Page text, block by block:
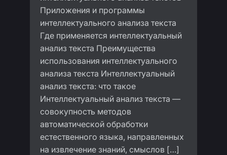
Приложения и программы
интеллектуального анализа текста
Где применяется интеллектуальный
анализ текста Преимущества
использования интеллектуального
анализа текста Интеллектуальный
анализ текста: что такое
Интеллектуальный анализ текста —
совокупность методов
автоматической обработки
естественного языка, направленных
на извлечение знаний, смыслов […]